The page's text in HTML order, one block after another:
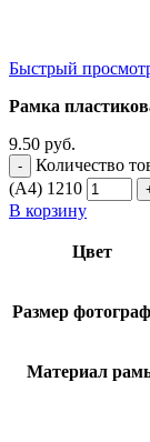
Быстрый
Рамка
9.50 руб.
Количество
(А4) 1210
В корзину
Цвет
Размер
Материал